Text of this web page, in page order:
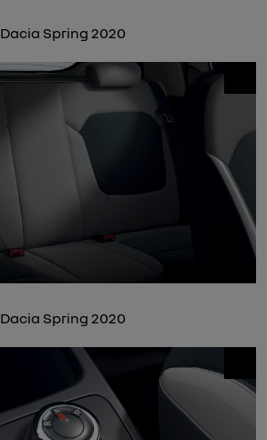
Dacia Spring 2020
Dacia Spring 2020